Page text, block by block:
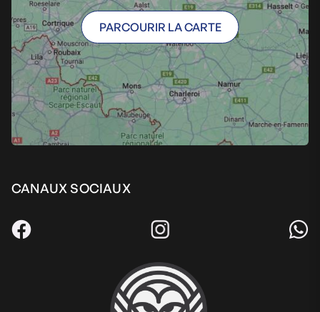
PARCOURIR LA CARTE
CANAUX SOCIAUX